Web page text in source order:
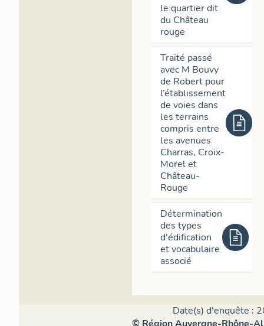
de deux villas
construction
de l'avenue
1959, à
gauche, l'une
droite l'hôtel
Ces
perfectionner
espacements
(pour
mais elles ont
IA63002778
remplacée
marge de
plus bas du
par
des Carmes
l'image) un
percement de
le quartier dit
du Château
rouge
Traité passé
avec M Bouvy
de Robert pour
l’établissement
de voies dans
les terrains
compris entre
les avenues
Charras, Croix-
Morel et
Château-
Rouge
Détermination
des types
d'édification
et vocabulaire
associé
Date(s) d'enquête :